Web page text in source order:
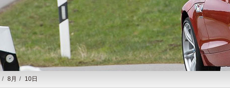
8月 10日